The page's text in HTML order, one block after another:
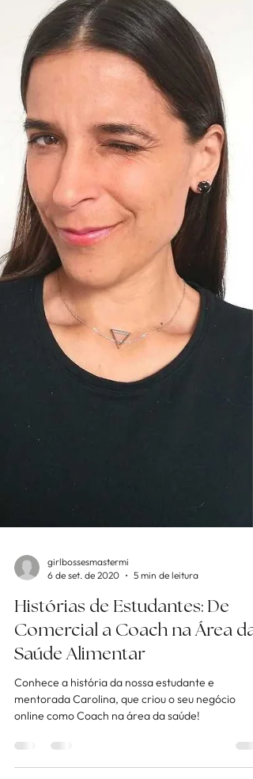
girlbossesmastermi
Histórias de Estudantes: De
Comercial a Coach na Área da
Saúde Alimentar